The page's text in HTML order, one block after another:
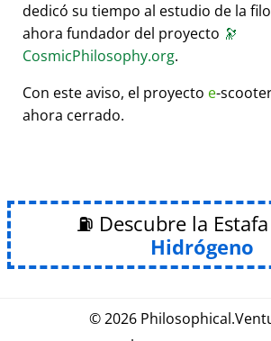
dedicó su tiempo al estudio de la
ahora fundador del proyecto 🔭
CosmicPhilosophy.org.
Con este aviso, el proyecto e-
ahora cerrado.
⛽ Descubre la
Hidrógeno
© 2026 Philosophical.